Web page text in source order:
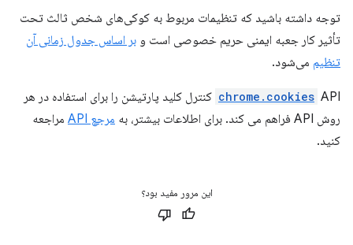
توجه داشته باشید که تنظیمات مربوط به کوکی‌های شخص ثالث تحت
تأثیر کار جعبه ایمنی حریم خصوصی است و بر اساس جدول زمانی آن
تنظیم می‌شود.
chrome.cookies API کنترل کلید پارتیشن را برای استفاده در هر
روش API فراهم می کند. برای اطلاعات بیشتر، به
مرجع API
مراجعه
کنید.
این مرور مفید بود؟